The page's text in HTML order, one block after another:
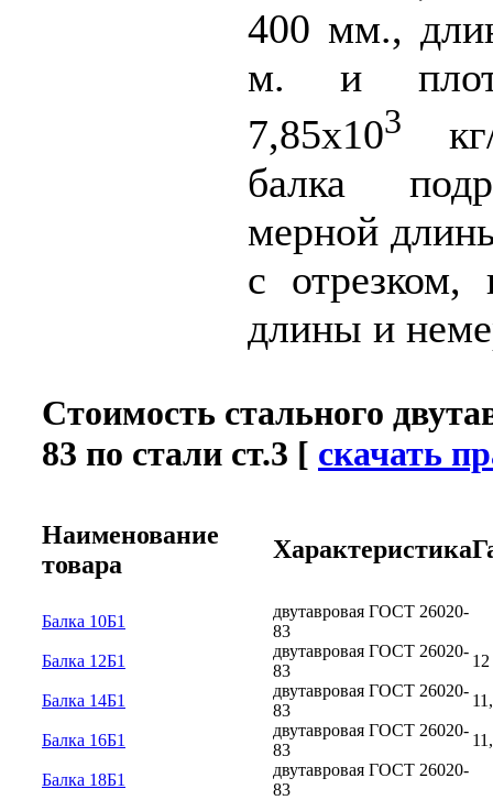
400 мм.,
м. и
7,85х103
балка
мерной
с отрезком,
длины и
Стоимость стального
83 по стали ст.3 [ скачать
Наименование
товара
Характеристика
Балка 10Б1
двутавровая ГОСТ 26020-
83
Балка 12Б1
двутавровая ГОСТ 26020-
83
Балка 14Б1
двутавровая ГОСТ 26020-
83
Балка 16Б1
двутавровая ГОСТ 26020-
83
Балка 18Б1
двутавровая ГОСТ 26020-
83